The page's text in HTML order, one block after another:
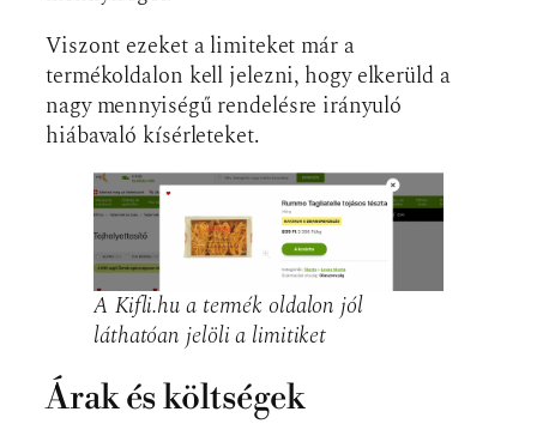
Viszont ezeket a limiteket már a
termékoldalon kell jelezni, hogy elkerüld a
nagy mennyiségű rendelésre irányuló
hiábavaló kísérleteket.
A Kifli.hu a termék oldalon jól
láthatóan jelöli a limitiket
Árak és költségek